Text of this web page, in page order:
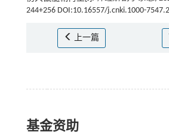
244+256 DOI:10.16557/j.cnki.1000-
上一篇
基金资助